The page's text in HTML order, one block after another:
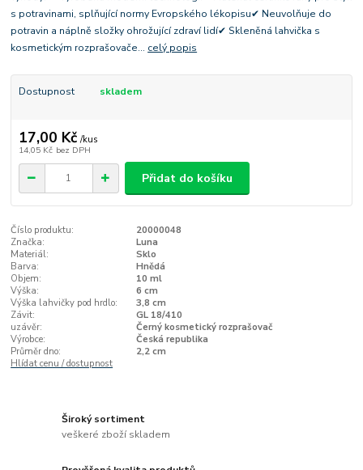
s potravinami, splňující normy Evropského lékopisu✔ Neuvolňuje do
potravin a náplně složky ohrožující zdraví lidí✔ Skleněná lahvička s
kosmetickým rozprašovače... celý popis
Dostupnost skladem
17,00 Kč /kus
14,05 Kč bez DPH
Přidat do košíku
Číslo produktu:
20000048
Značka:
Luna
Materiál:
Sklo
Barva:
Hnědá
Objem:
10 ml
Výška:
6 cm
Výška lahvičky pod hrdlo:
3,8 cm
Závit:
GL 18/410
uzávěr:
Černý kosmetický rozprašovač
Výrobce:
Česká republika
Průměr dno:
2,2 cm
Hlídat cenu / dostupnost
Široký sortiment
veškeré zboží skladem